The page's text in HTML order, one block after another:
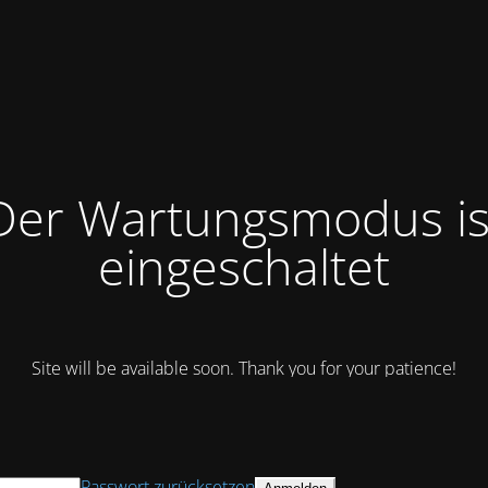
Wartungsmodus
eingeschaltet
Site will be available soon. Thank you for your patience!